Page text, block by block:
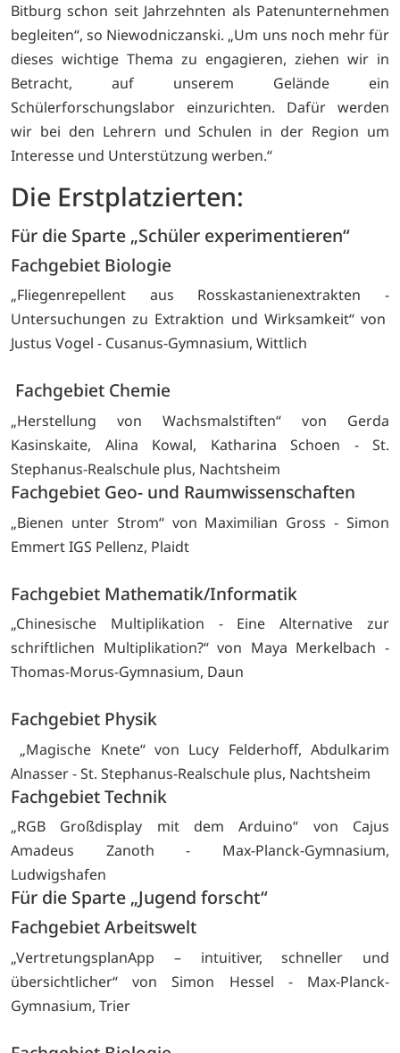
Bitburg schon seit Jahrzehnten als Patenunternehmen
begleiten“, so Niewodniczanski. „Um uns noch mehr für
dieses wichtige Thema zu engagieren, ziehen wir in
Betracht, auf unserem Gelände ein
Schülerforschungslabor einzurichten. Dafür werden
wir bei den Lehrern und Schulen in der Region um
Interesse und Unterstützung werben.“
Die Erstplatzierten:
Für die Sparte „Schüler experimentieren“
Fachgebiet Biologie
„Fliegenrepellent aus Rosskastanienextrakten -
Untersuchungen zu Extraktion und Wirksamkeit“ von
Justus Vogel - Cusanus-Gymnasium, Wittlich
Fachgebiet Chemie
„Herstellung von Wachsmalstiften“ von Gerda
Kasinskaite, Alina Kowal, Katharina Schoen - St.
Stephanus-Realschule plus, Nachtsheim
Fachgebiet Geo- und Raumwissenschaften
„Bienen unter Strom“ von Maximilian Gross - Simon
Emmert IGS Pellenz, Plaidt
Fachgebiet Mathematik/Informatik
„Chinesische Multiplikation - Eine Alternative zur
schriftlichen Multiplikation?“ von Maya Merkelbach -
Thomas-Morus-Gymnasium, Daun
Fachgebiet Physik
„Magische Knete“ von Lucy Felderhoff, Abdulkarim
Alnasser - St. Stephanus-Realschule plus, Nachtsheim
Fachgebiet Technik
„RGB Großdisplay mit dem Arduino“ von Cajus
Amadeus Zanoth - Max-Planck-Gymnasium,
Ludwigshafen
Für die Sparte „Jugend forscht“
Fachgebiet Arbeitswelt
„VertretungsplanApp – intuitiver, schneller und
übersichtlicher“ von Simon Hessel - Max-Planck-
Gymnasium, Trier